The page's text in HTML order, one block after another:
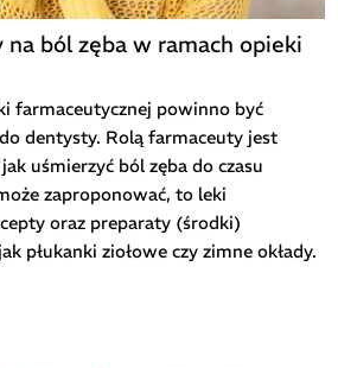
na ból zęba w ramach opieki
farmaceutycznej powinno być
dentysty. Rolą farmaceuty jest
uśmierzyć ból zęba do czasu
zaproponować, to leki
oraz preparaty (środki)
płukanki ziołowe czy zimne okłady.